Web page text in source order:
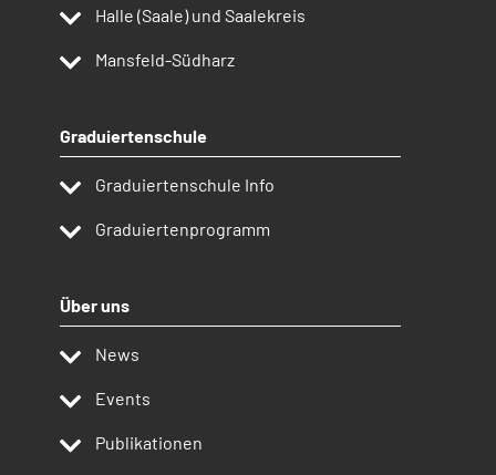
Halle (Saale) und Saalekreis
Mansfeld-Südharz
Graduiertenschule
Graduiertenschule Info
Graduiertenprogramm
Über uns
News
Events
Publikationen